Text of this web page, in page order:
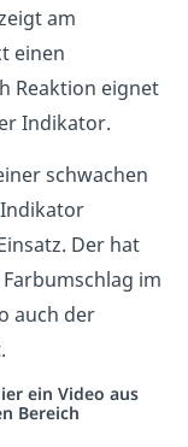
am
einen
Reaktion eignet
Indikator.
schwachen
Indikator
Der hat
Farbumschlag im
auch der
ein Video aus
Bereich